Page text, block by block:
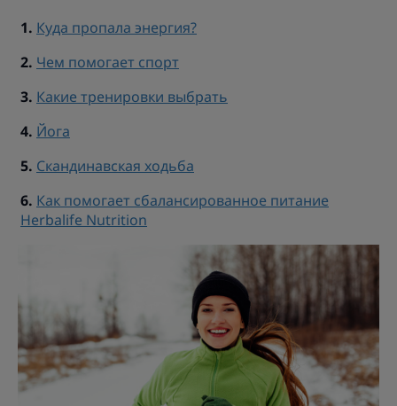
Куда пропала энергия?
Чем помогает спорт
Какие тренировки выбрать
Йога
Скандинавская ходьба
Как помогает сбалансированное питание
Herbalife Nutrition